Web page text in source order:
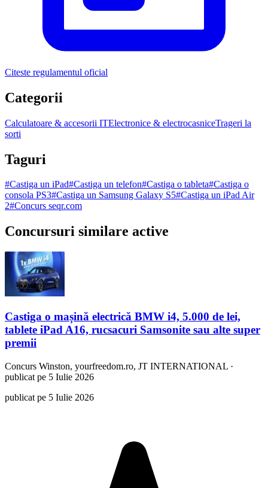
Citeste regulamentul oficial
Categorii
Calculatoare & accesorii ITElectronice & electrocasniceTrageri la
sorti
Taguri
#Castiga un iPad#Castiga un telefon#Castiga o tableta#Castiga o
consola PS3#Castiga un Samsung Galaxy S5#Castiga un iPad Air
2#Concurs seqr.com
Concursuri similare active
Castiga o mașină electrică BMW i4, 5.000 de lei,
tablete iPad A16, rucsacuri Samsonite sau alte super
premii
Concurs Winston, yourfreedom.ro, JT INTERNATIONAL ·
publicat pe 5 Iulie 2026
publicat pe 5 Iulie 2026